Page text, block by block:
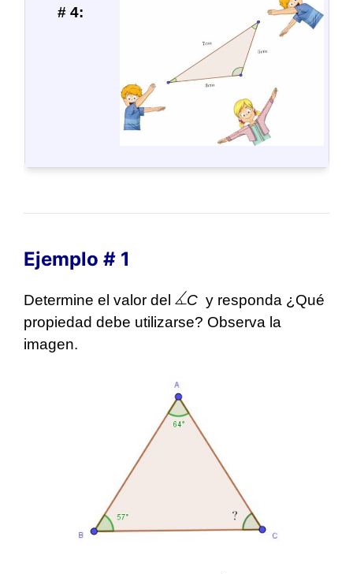
# 4:
Ejemplo # 1
Determine el valor del C y responda ¿Qué
propiedad debe utilizarse? Observa la
imagen.